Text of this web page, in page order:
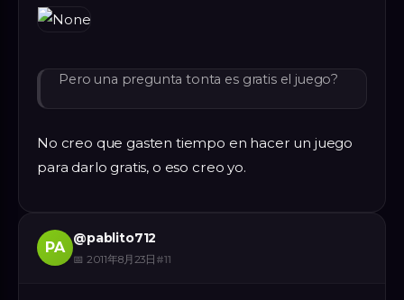
Pero una pregunta tonta es gratis el juego?
No creo que gasten tiempo en hacer un juego
para darlo gratis, o eso creo yo.
PA
@pablito712
📅 2011年8月23日 #11